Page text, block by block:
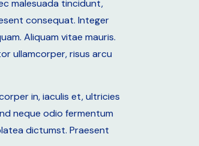
malesuada tincidunt,
consequat. Integer
Aliquam vitae mauris.
ullamcorper, risus arcu
in, iaculis et, ultricies
neque odio fermentum
dictumst. Praesent